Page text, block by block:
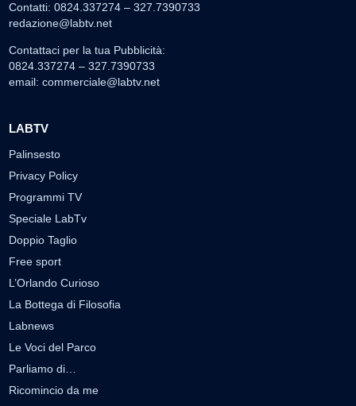
Contatti: 0824.337274 – 327.7390733
redazione@labtv.net
Contattaci per la tua Pubblicità:
0824.337274 – 327.7390733
email: commerciale@labtv.net
LABTV
Palinsesto
Privacy Policy
Programmi TV
Speciale LabTv
Doppio Taglio
Free sport
L’Orlando Curioso
La Bottega di Filosofia
Labnews
Le Voci del Parco
Parliamo di…
Ricomincio da me